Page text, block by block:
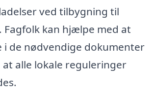
ved tilbygning til
Fagfolk kan hjælpe med at
i de nødvendige dokumenter
at alle lokale reguleringer